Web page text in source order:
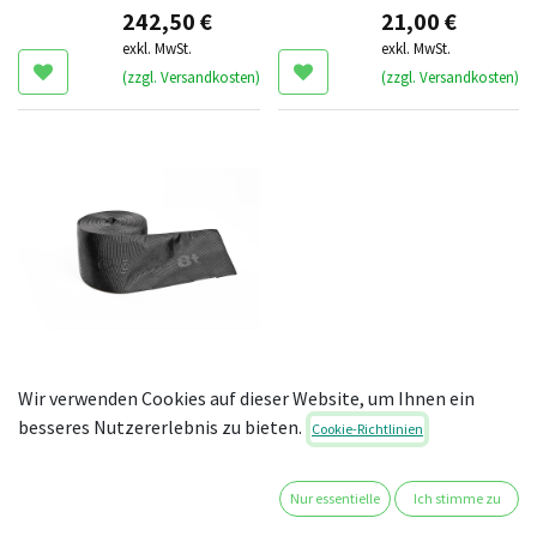
242,50€
exkl. MwSt.
(zzgl. Versandkosten)
21,00€
exkl. MwSt.
(zzgl. Versandkosten)
Scheuerschutz cobra
8t (12 m)
Wir verwenden Cookies auf dieser Website, um Ihnen ein
besseres Nutzererlebnis zu bieten.
Cookie-Richtlinien
Nur essentielle Ich stimme zu